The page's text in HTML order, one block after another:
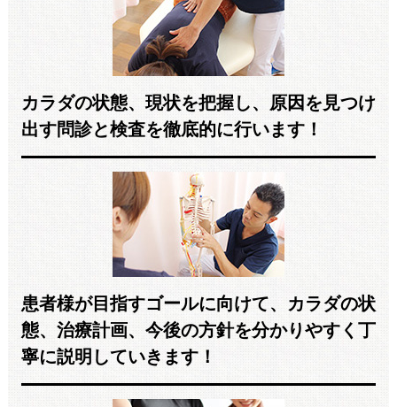
カラダの状態、現状を把握し、原因を見つけ
出す問診と検査を徹底的に行います！
患者様が目指すゴールに向けて、カラダの状
態、治療計画、今後の方針を分かりやすく丁
寧に説明していきます！